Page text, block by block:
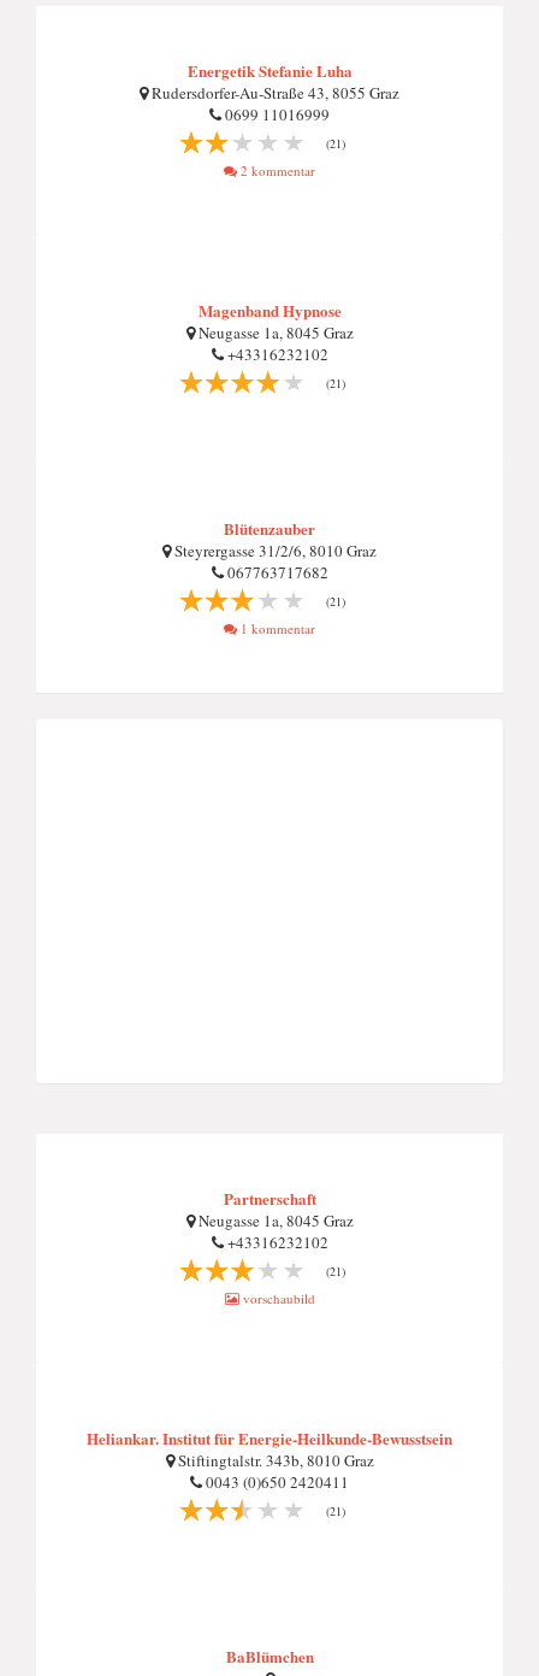
Energetik Stefanie Luha
Rudersdorfer-Au-Straße 43, 8055 Graz
0699 11016999
(21)
2 kommentar
Magenband Hypnose
Neugasse 1a, 8045 Graz
+43316232102
(21)
Blütenzauber
Steyrergasse 31/2/6, 8010 Graz
067763717682
(21)
1 kommentar
Partnerschaft
Neugasse 1a, 8045 Graz
+43316232102
(21)
vorschaubild
Heliankar. Institut für Energie-Heilkunde-Bewusstsein
Stiftingtalstr. 343b, 8010 Graz
0043 (0)650 2420411
(21)
BaBlümchen